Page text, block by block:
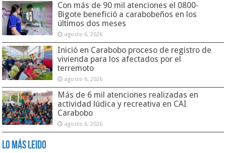
Con más de 90 mil atenciones el 0800-
Bigote benefició a carabobeños en los
últimos dos meses
agosto 6, 2026
Inició en Carabobo proceso de registro de
vivienda para los afectados por el
terremoto
agosto 6, 2026
Más de 6 mil atenciones realizadas en
actividad lúdica y recreativa en CAI
Carabobo
agosto 6, 2026
Lo Más Leido